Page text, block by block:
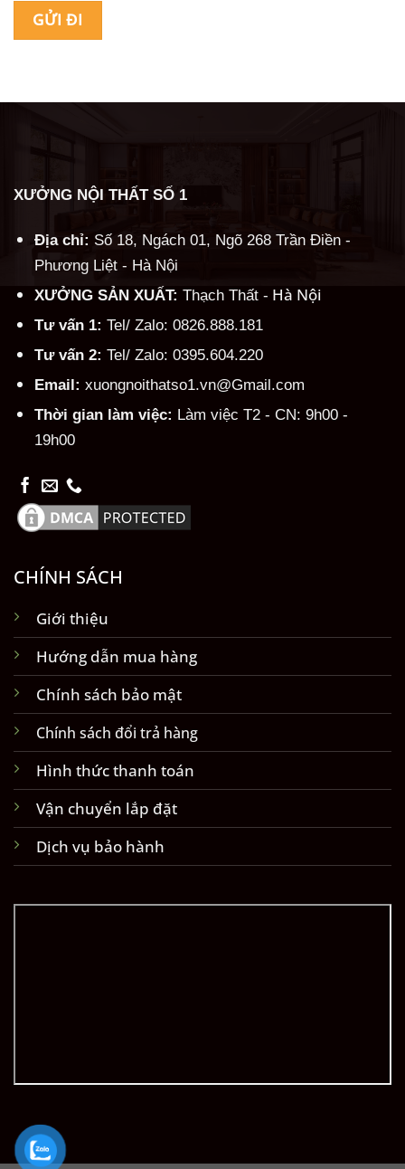
XƯỞNG NỘI THẤT SỐ 1
Địa chỉ: Số 18, Ngách 01, Ngõ 268 Trần Điền -
Phương Liệt - Hà Nội
XƯỞNG SẢN XUẤT: Thạch Thất - Hà Nội
Tư vấn 1: Tel/ Zalo: 0826.888.181
Tư vấn 2: Tel/ Zalo: 0395.604.220
Email: xuongnoithatso1.vn@Gmail.com
Thời gian làm việc: Làm việc T2 - CN: 9h00 -
19h00
CHÍNH SÁCH
Giới thiệu
Hướng dẫn mua hàng
Chính sách bảo mật
Chính sách đổi trả hàng
Hình thức thanh toán
Vận chuyển lắp đặt
Dịch vụ bảo hành